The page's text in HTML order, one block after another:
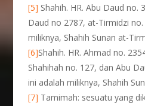
[5] Shahih. HR. Abu Daud no.
Daud no 2787, at-Tirmidzi
miliknya, Shahih Sunan at-
[6]Shahih. HR. Ahmad no.
Shahihah no. 127, dan Abu
ini adalah miliknya, Shahih
[7] Tamimah: sesuatu yang